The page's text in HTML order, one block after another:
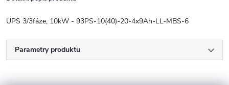
UPS 3/3fáze, 10kW - 93PS-10(40)-20-4x9Ah-LL-MBS-6
Parametry produktu